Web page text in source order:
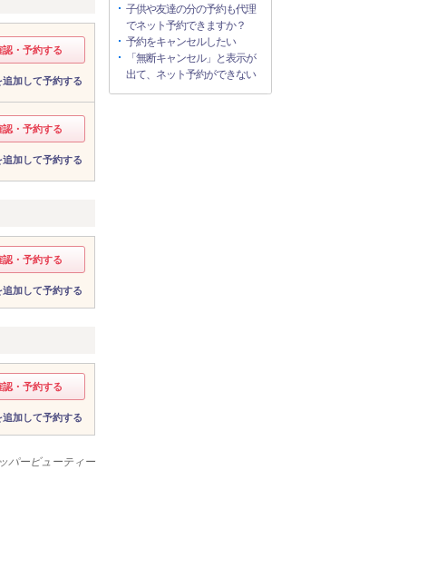
認・予約する
追加して予約する
認・予約する
追加して予約する
認・予約する
追加して予約する
認・予約する
追加して予約する
パービューティー
子供や友達の分の予約も代理
でネット予約できますか？
予約をキャンセルしたい
「無断キャンセル」と表示が
出て、ネット予約ができない